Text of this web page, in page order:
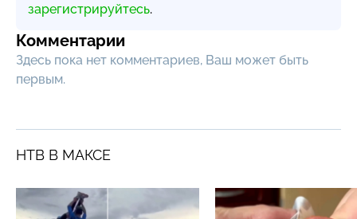
зарегистрируйтесь.
Комментарии
Здесь пока нет комментариев, Ваш может быть
первым.
НТВ В МАКСЕ